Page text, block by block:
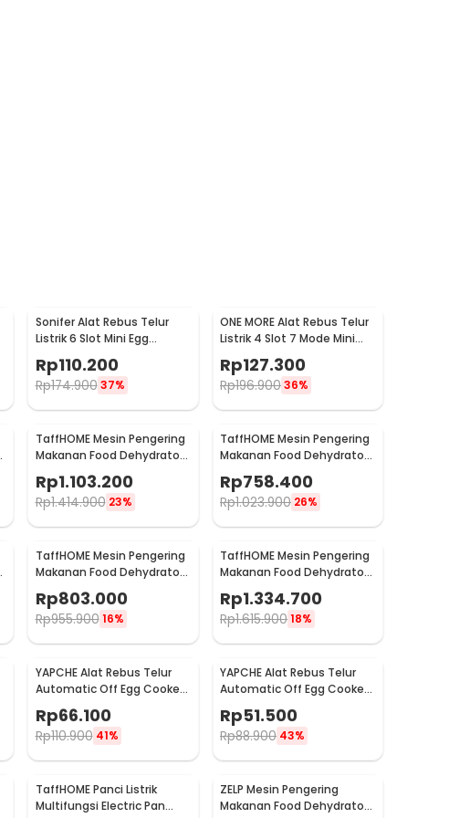
Sonifer Alat Rebus Telur
Listrik 6 Slot Mini Egg
Rp110.200
Rp174.900 37%
ONE MORE Alat Rebus Telur
Listrik 4 Slot 7 Mode Mini
Egg Cooker 300W - LG-803
Rp127.300
Rp196.90036%
TaffHOME Mesin Pengering
Makanan Food Dehydrator
Touch Panel 12 Layer - LT55
Rp1.103.200
Rp1.414.900 23%
TaffHOME Mesin Pengering
Makanan Food Dehydrator
Touch Panel 6 Layer - LT55
Rp758.400
Rp1.023.900 26%
TaffHOME Mesin Pengering
Makanan Food Dehydrator
8 Layer 220V 400W - LT70
Rp803.000
Rp955.900 16%
TaffHOME Mesin Pengering
Makanan Food Dehydrator
18 Layer 220V 800W - LT75
Rp1.334.700
Rp1.615.90018%
YAPCHE Alat Rebus Telur
Automatic Off Egg Cooker
220V 3 Layer - BN-30
Rp66.100
Rp110.900 41%
YAPCHE Alat Rebus Telur
Automatic Off Egg Cooker
Rp51.500
Rp88.900 43%
TaffHOME Panci Listrik
Multifungsi Electric Pan
ZELP Mesin Pengering
Makanan Food Dehydrator